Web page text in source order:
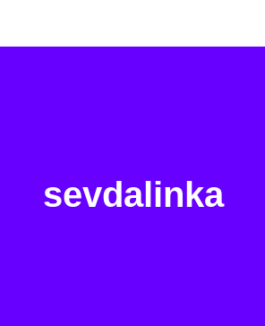
sevdalinka